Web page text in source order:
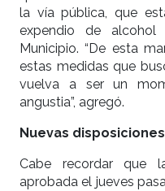
la vía pública, que
expendio de
Municipio. “De esta
estas medidas que
vuelva a ser un
angustia”, agregó.
Nuevas disposiciones
Cabe recordar que
aprobada el jueves